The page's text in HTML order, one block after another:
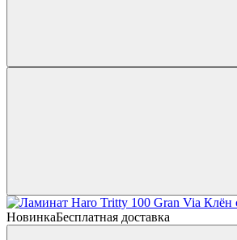
НовинкаБесплатная доставка